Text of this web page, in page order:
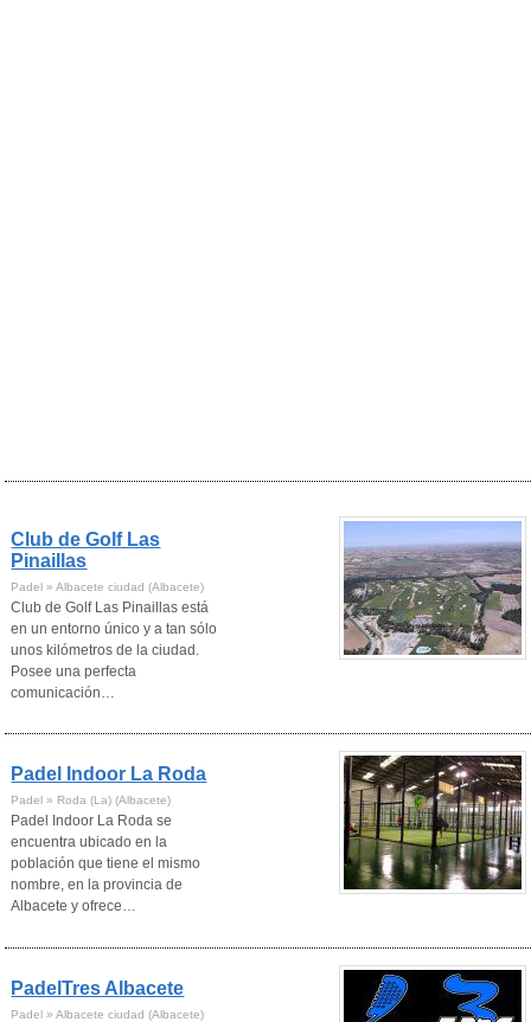
Club de Golf Las
Pinaillas
Padel » Albacete ciudad (Albacete)
Club de Golf Las Pinaillas está
en un entorno único y a tan sólo
unos kilómetros de la ciudad.
Posee una perfecta
comunicación…
Padel Indoor La Roda
Padel » Roda (La) (Albacete)
Padel Indoor La Roda se
encuentra ubicado en la
población que tiene el mismo
nombre, en la provincia de
Albacete y ofrece…
PadelTres Albacete
Padel » Albacete ciudad (Albacete)